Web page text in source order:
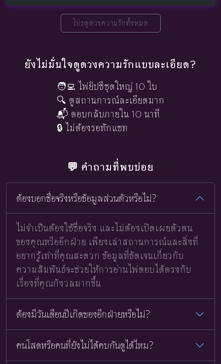
โปรดูดวงความรักทั้งหมด
ยังไม่มั่นใจดูดวงความรักแบบละเอียด?
🧑‍💻 ไพ่ยิปซีชุดใหญ่ 10 ใบ
🔍 ดูสถานการณ์ละเอียดมาก
📬 ตอบกลับภายใน 10 นาที
🔒 ไม่ต้องรอทักแชท
💬 คำถามที่พบบ่อย
ต้องบอกชื่อจริงหรือข้อมูลส่วนตัวหรือไม่?
ไม่จำเป็นต้องใช้ชื่อจริง และไม่ต้องเปิดเผยตัวตน
ของคุณหรืออีกฝ่าย เพียงเล่าสถานการณ์และสิ่งที่
อยากรู้เท่าที่คุณสะดวก ข้อมูลที่ชัดเจนเกี่ยวกับ
ความสัมพันธ์จะช่วยให้การอ่านไพ่ตอบได้ตรงกับ
เรื่องที่คุณกังวลมากขึ้น
ต้องมีวันเดือนปีเกิดของอีกฝ่ายหรือไม่?
คนโสดหรือคนที่ยังไม่ได้คบกันดูได้ไหม?